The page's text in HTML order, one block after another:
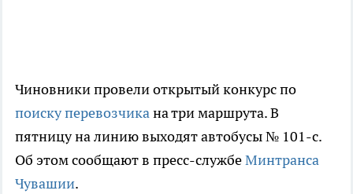
Чиновники провели открытый конкурс по
поиску перевозчикана три маршрута. В
пятницу на линию выходят автобусы № 101-с.
Об этом сообщают в пресс-службеМинтранса
Чувашии.